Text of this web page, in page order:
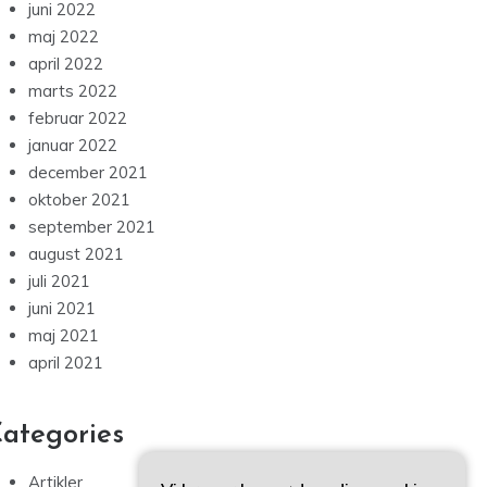
juni 2022
maj 2022
april 2022
marts 2022
februar 2022
januar 2022
december 2021
oktober 2021
september 2021
august 2021
juli 2021
juni 2021
maj 2021
april 2021
Artikler